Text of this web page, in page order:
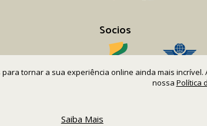
tornar a sua experiência online ainda mais
nossa Política
Saiba Mais
Socios